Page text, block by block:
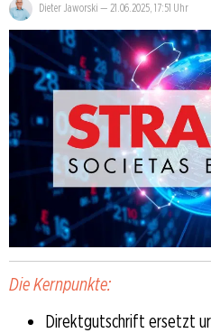
Dieter Jaworski — 21.06.2025, 17:51 Uhr
Die Kernpunkte:
Direktgutschrift ersetzt